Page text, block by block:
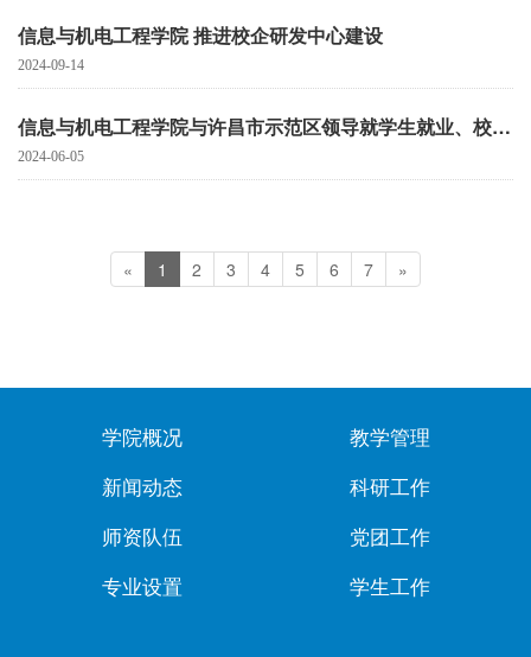
信息与机电工程学院 推进校企研发中心建设
2024-09-14
信息与机电工程学院与许昌市示范区领导就学生就业、校企合作等相关事宜达成初步商讨
2024-06-05
« 1 2 3 4 5 6 7 »
学院概况
新闻动态
师资队伍
专业设置
教学管理
科研工作
党团工作
学生工作